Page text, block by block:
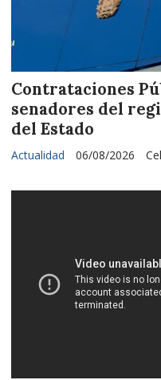
Contrataciones
senadores del
del Estado
Actualidad 06/08/2026